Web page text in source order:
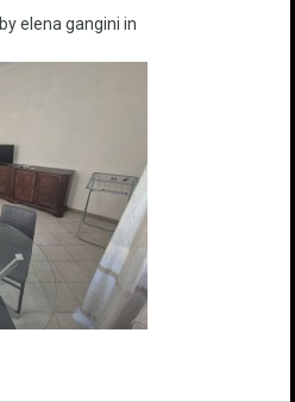
by elena gangini in